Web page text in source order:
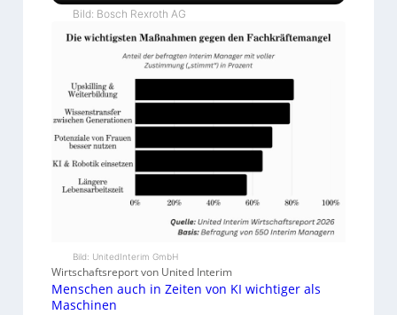
Bild: Bosch Rexroth AG
Bild: UnitedInterim GmbH
Wirtschaftsreport von United Interim
Menschen auch in Zeiten von KI wichtiger als
Maschinen